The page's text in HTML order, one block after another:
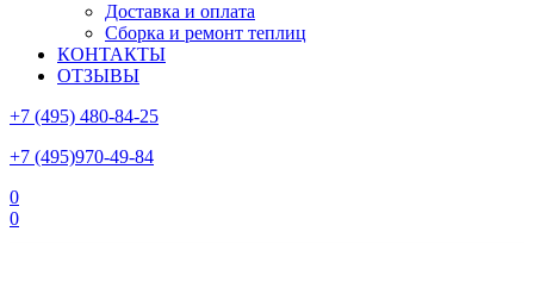
Доставка и оплата
Сборка и ремонт теплиц
КОНТАКТЫ
ОТЗЫВЫ
+7 (495) 480-84-25
+7 (495)970-49-84
0
0